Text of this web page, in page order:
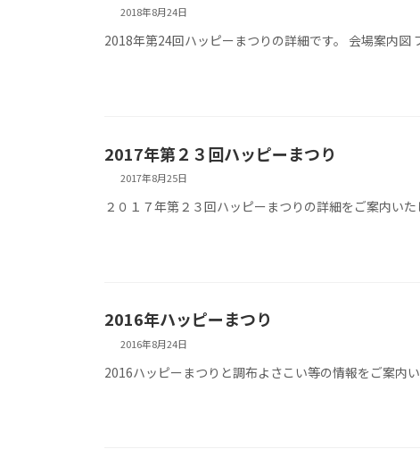
2018年8月24日
2018年第24回ハッピーまつりの詳細です。 会場案内図
2017年第２３回ハッピーまつり
2017年8月25日
２０１７年第２３回ハッピーまつりの詳細をご案内い
2016年ハッピーまつり
2016年8月24日
2016ハッピーまつりと調布よさこい等の情報をご案内